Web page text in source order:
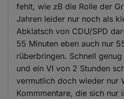
fehlt, wie zB die Rolle der
Jahren leider nur noch als
Abklatsch von CDU/SPD
55 Minuten eben auch nur
rüberbringen. Schnell
und ein VI von 2 Stunden
vermutlich doch wieder nur
Kommmentare, die sich nur